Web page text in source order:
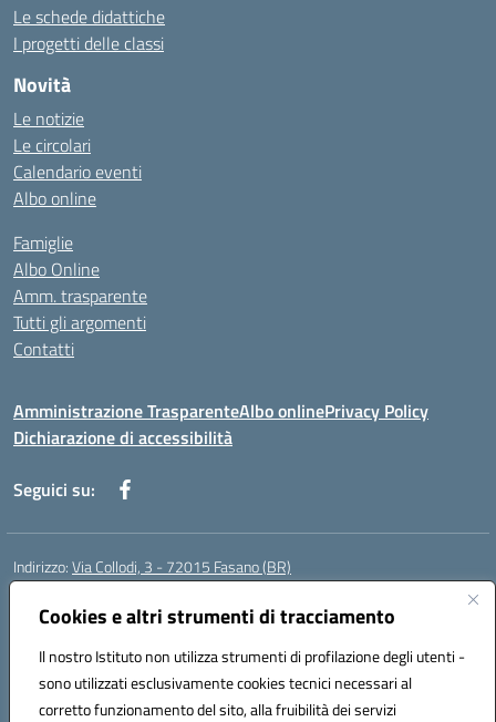
Cookies e altri strumenti di tracciamento
Il nostro Istituto non utilizza strumenti di profilazione degli utenti -
sono utilizzati esclusivamente cookies tecnici necessari al
corretto funzionamento del sito, alla fruibilità dei servizi
Le schede didattiche
I progetti delle classi
Novità
Le notizie
Le circolari
Calendario eventi
Albo online
Famiglie
Albo Online
Amm. trasparente
Tutti gli argomenti
Contatti
Amministrazione TrasparenteAlbo onlinePrivacy Policy
Dichiarazione di accessibilità
Seguici su:
Indirizzo:Via Collodi, 3 - 72015 Fasano (BR)
Centralino:
Posta elettronica certificata (PEC):bric839004@pec.istruzione.it
Codice fiscale: 90059320748
Codice meccanografico:BRIC839004
Codice Indice delle Pubbliche Amministrazioni (IPA): istsc_bree02200r